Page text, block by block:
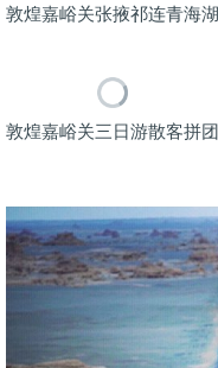
敦煌嘉峪关张掖祁连青海
敦煌嘉峪关三日游散客拼团